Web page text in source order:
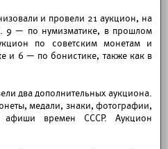
и провели 21 аукцион, на
9 — по нумизматике, в прошлом
по советским монетам и
и 6 — по бонистике, также как в
два дополнительных аукциона.
медали, знаки, фотографии,
времен СССР. Аукцион